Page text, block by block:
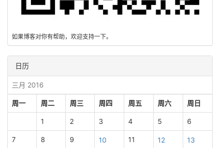
如果博客对你有帮助，欢迎支持一下。
日历
三月 2016
周一 周二 周三 周四 周五 周六 周日
1 2 3 4 5 6
7 8 9 10 11 12 13